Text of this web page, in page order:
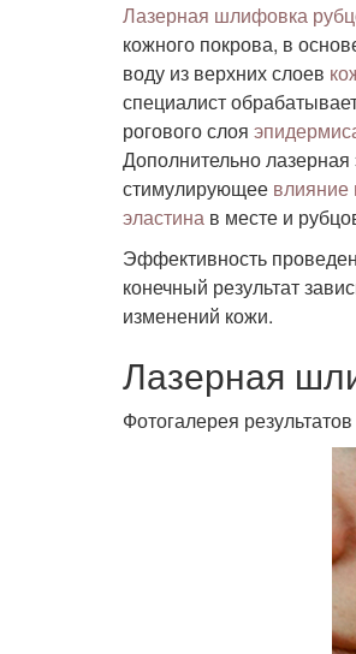
Лазерная шлифовка
кожного покрова, в
воду из верхних слоев
специалист
рогового слоя
Дополнительно лазерная
стимулирующее влияние
эластина в месте и
Эффективность
конечный результат
изменений кожи.
Лазерная
Фотогалерея